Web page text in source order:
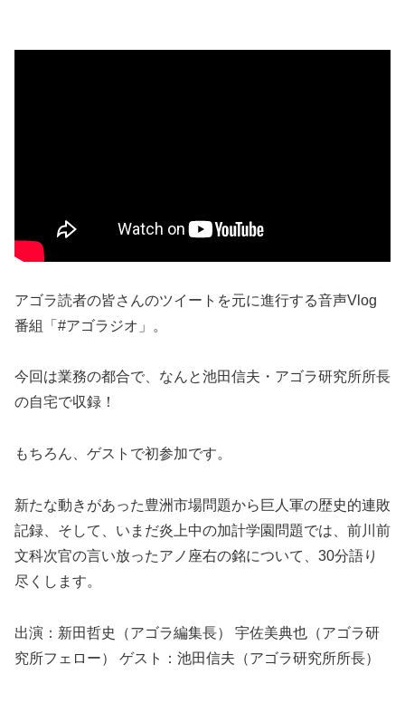
アゴラ読者の皆さんのツイートを元に進行する音声Vlog
番組「#アゴラジオ」。
今回は業務の都合で、なんと池田信夫・アゴラ研究所所長
の自宅で収録！
もちろん、ゲストで初参加です。
新たな動きがあった豊洲市場問題から巨人軍の歴史的連敗
記録、そして、いまだ炎上中の加計学園問題では、前川前
文科次官の言い放ったアノ座右の銘について、30分語り
尽くします。
出演：新田哲史（アゴラ編集長） 宇佐美典也（アゴラ研
究所フェロー） ゲスト：池田信夫（アゴラ研究所所長）